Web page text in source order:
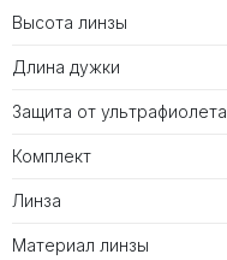
Высота линзы
Длина дужки
Защита от ультрафиолета
Комплект
Линза
Материал линзы